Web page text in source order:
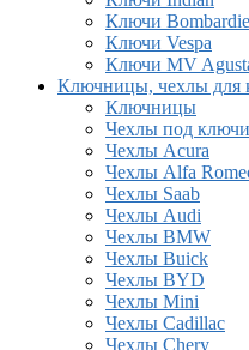
Ключи
Ключи Vespa
Ключи MV
Ключницы, чехлы для
Ключницы
Чехлы под
Чехлы Acura
Чехлы Alfa
Чехлы Saab
Чехлы Audi
Чехлы BMW
Чехлы Buick
Чехлы BYD
Чехлы Mini
Чехлы Cadillac
Чехлы Chery